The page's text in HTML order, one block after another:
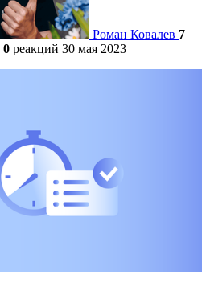
Роман Ковалев 7
0 реакций 30 мая 2023